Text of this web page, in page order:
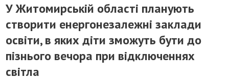
У Житомирській області планують
створити енергонезалежні заклади
освіти, в яких діти зможуть бути до
пізнього вечора при відключеннях
світла